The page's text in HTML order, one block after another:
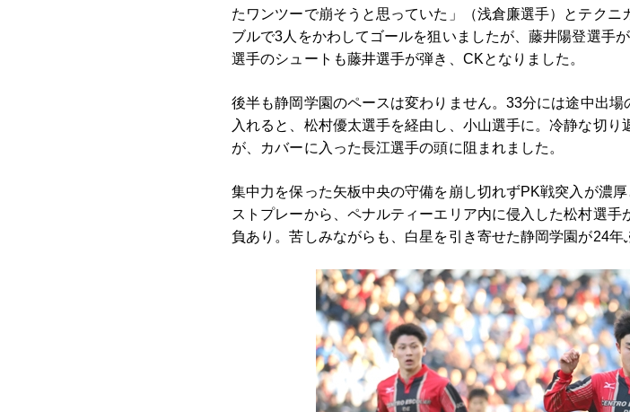
たワンツーで崩そうと思っていた」（浅倉廉選手）とテク
ブルで3人をかわしてゴールを狙いましたが、藤井陽登選手
選手のシュートも藤井選手が弾き、CKとなりました。
後半も静岡学園のペースは変わりません。33分には途中出
入れると、松村優太選手を経由し、小山選手に。冷静な切
が、カバーに入った長江選手の頭に阻まれました。
集中力を保った矢板中央の守備を崩し切れずPK戦突入が濃
ストプレーから、ペナルティーエリア内に侵入した松村選
負あり。苦しみながらも、白星を引き寄せた静岡学園が24年